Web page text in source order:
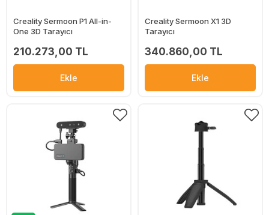
Creality Sermoon P1 All-in-
One 3D Tarayıcı
210.273,00 TL
Ekle
Creality Sermoon X1 3D
Tarayıcı
340.860,00 TL
Ekle